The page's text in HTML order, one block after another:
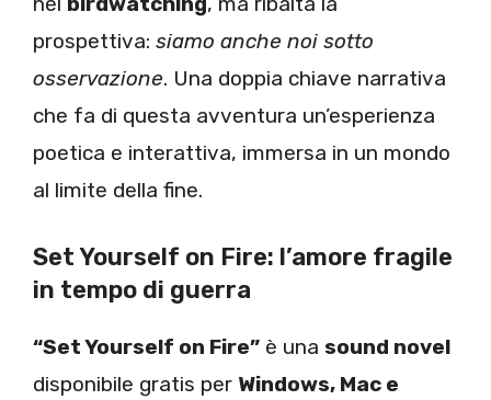
prospettiva: siamo anche noi sotto
osservazione. Una doppia chiave narrativa
che fa di questa avventura un’esperienza
poetica e interattiva, immersa in un mondo
al limite della fine.
Set Yourself on Fire: l’amore fragile
in tempo di guerra
“Set Yourself on Fire” è una sound novel
disponibile gratis per Windows, Mac e